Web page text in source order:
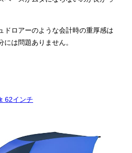
ドロアーのような会計時の重厚感は
は問題ありません。
62インチ